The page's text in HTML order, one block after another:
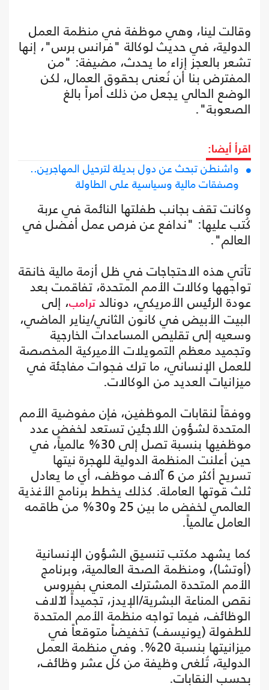
وقالت لينا، وهي موظفة في منظمة العمل
الدولية، في حديث لوكالة "فرانس برس"، إنها
تشعر بالعجز إزاء ما يحدث، مضيفة: "من
المفترض بنا أن نُعنى بحقوق العمال، لكن
الوضع الحالي يجعل من ذلك أمراً بالغ
الصعوبة".
اقرأ أيضا:
واشنطن تبحث عن دول بديلة لترحيل المهاجرين..
وصفقات مالية وسياسية على الطاولة
وكانت تقف بجانب طفلتها النائمة في عربة
كُتب عليها: "ندافع عن فرص عمل أفضل في
العالم".
تأتي هذه الاحتجاجات في ظل أزمة مالية خانقة
تواجهها وكالات الأمم المتحدة، تفاقمت بعد
عودة الرئيس الأمريكي، دونالد ترامب، إلى
البيت الأبيض في كانون الثاني/يناير الماضي،
وسعيه إلى تقليص المساعدات الخارجية
وتجميد معظم التمويلات الأميركية المخصصة
للعمل الإنساني، ما ترك فجوات مفاجئة في
ميزانيات العديد من الوكالات.
ووفقاً لنقابات الموظفين، فإن مفوضية الأمم
المتحدة لشؤون اللاجئين تستعد لخفض عدد
موظفيها بنسبة تصل إلى 30% عالمياً، في
حين أعلنت المنظمة الدولية للهجرة نيتها
تسريح أكثر من 6 آلاف موظف، أي ما يعادل
ثلث قوتها العاملة. كذلك يخطط برنامج الأغذية
العالمي لخفض ما بين 25 و30% من طاقمه
العامل عالمياً.
كما يشهد مكتب تنسيق الشؤون الإنسانية
(أوتشا)، ومنظمة الصحة العالمية، وبرنامج
الأمم المتحدة المشترك المعني بفيروس
نقص المناعة البشرية/الإيدز، تجميداً لآلاف
الوظائف، فيما تواجه منظمة الأمم المتحدة
للطفولة (يونيسف) تخفيضاً متوقعاً في
ميزانيتها بنسبة 20%. وفي منظمة العمل
الدولية، تُلغى وظيفة من كل عشر وظائف،
بحسب النقابات.